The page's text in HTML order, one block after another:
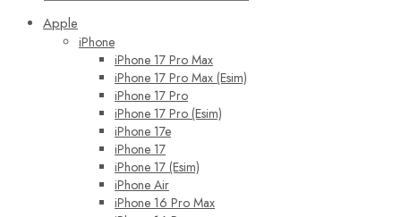
Apple
iPhone
iPhone 17 Pro Max
iPhone 17 Pro Max (Esim)
iPhone 17 Pro
iPhone 17 Pro (Esim)
iPhone 17e
iPhone 17
iPhone 17 (Esim)
iPhone Air
iPhone 16 Pro Max